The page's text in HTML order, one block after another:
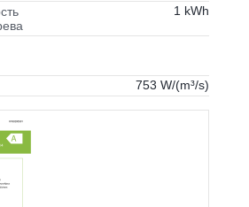
1 kWh
753 W/(m³/s)